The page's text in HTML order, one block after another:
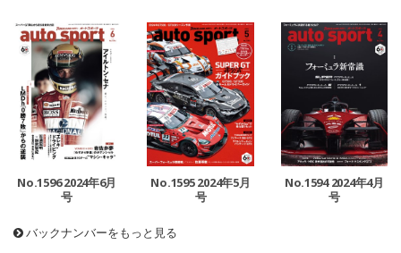
No.1596 2024年6月
号
No.1595 2024年5月
号
No.1594 2024年4月
号
バックナンバーをもっと見る